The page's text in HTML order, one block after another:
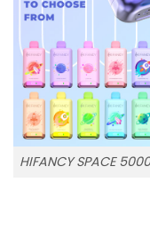
HIFANCY SPACE